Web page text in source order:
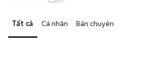
Tất cả Cá nhân Bán chuyên